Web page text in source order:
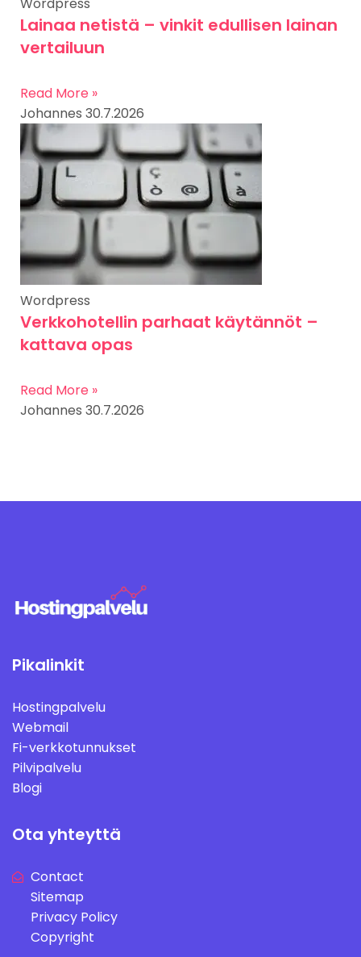
Lainaa netistä – vinkit edullisen lainan
vertailuun
Read More »
Johannes 30.7.2026
Wordpress
Verkkohotellin parhaat käytännöt –
kattava opas
Read More »
Johannes 30.7.2026
Pikalinkit
Hostingpalvelu
Webmail
Fi-verkkotunnukset
Pilvipalvelu
Blogi
Ota yhteyttä
Contact
Sitemap
Privacy Policy
Copyright